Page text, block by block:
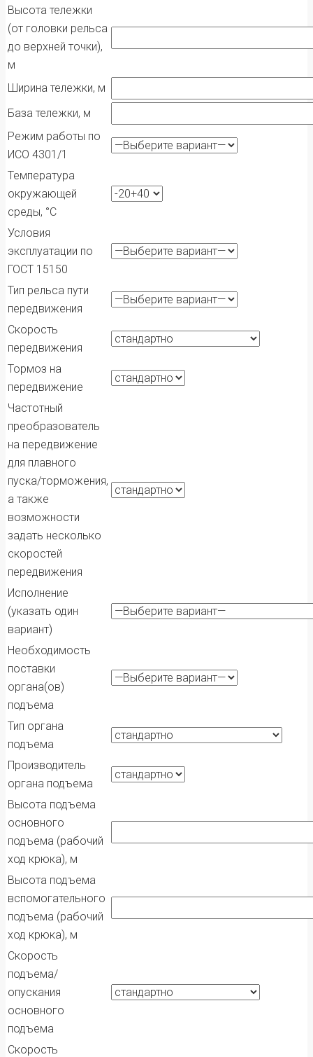
Высота тележки
(от головки рельса
до верхней точки),
м
Ширина тележки, м
База тележки, м
Режим работы по
ИСО 4301/1
Температура
окружающей
среды, °С
Условия
эксплуатации по
ГОСТ 15150
Тип рельса пути
передвижения
Скорость
передвижения
Тормоз на
передвижение
Частотный
преобразователь
на передвижение
для плавного
пуска/торможения,
а также
возможности
задать несколько
скоростей
передвижения
Исполнение
(указать один
вариант)
Необходимость
поставки
органа(ов)
подъема
Тип органа
подъема
Производитель
органа подъема
Высота подъема
основного
подъема (рабочий
ход крюка), м
Высота подъема
вспомогательного
подъема (рабочий
ход крюка), м
Скорость
подъема/
опускания
основного
подъема
Скорость